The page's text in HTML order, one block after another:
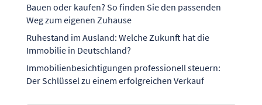
Bauen oder kaufen? So finden Sie den passenden
Weg zum eigenen Zuhause
Ruhestand im Ausland: Welche Zukunft hat die
Immobilie in Deutschland?
Immobilienbesichtigungen professionell steuern:
Der Schlüssel zu einem erfolgreichen Verkauf